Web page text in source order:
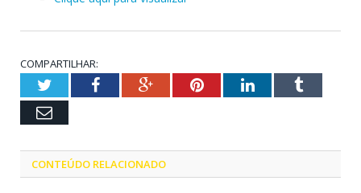
COMPARTILHAR:
TwitterFacebookGoogle+PinterestLinkedInTumblr
Email
CONTEÚDO RELACIONADO